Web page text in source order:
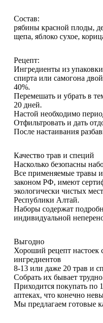
Состав:
рябины красной плоды,
щепа, яблоко сухое,
Рецепт:
Ингредиенты из
спирта или самогона
40%.
Перемешать и убрать в
20 дней.
Настой необходимо
Отфильтровать и дать
После настаивания
Качество трав и специй
Насколько безопасны
Все применяемые травы
законом РФ, имеют
экологически чистых
Республики Алтай.
Наборы содержат
индивидуальной
Выгодно
Хороший рецепт настоек
ингредиентов
8-13 или даже 20 трав и
Собрать их бывает
Приходится покупать по
аптеках, что конечно
Мы предлагаем готовые